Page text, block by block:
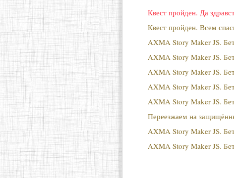
Квест пройден. Да
Квест пройден. Всем
AXMA Story Maker JS.
AXMA Story Maker JS.
AXMA Story Maker JS.
AXMA Story Maker JS.
AXMA Story Maker JS.
Переезжаем на
AXMA Story Maker JS.
AXMA Story Maker JS.